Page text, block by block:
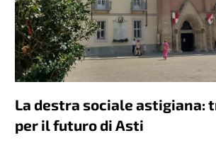
La destra sociale astigiana:
per il futuro di Asti